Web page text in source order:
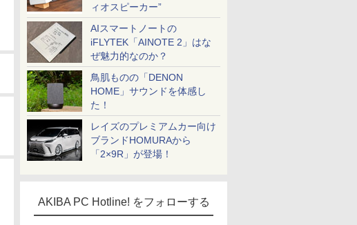
ィオスピーカー”
AIスマートノートの
iFLYTEK「AINOTE 2」はな
ぜ魅力的なのか？
鳥肌ものの「DENON
HOME」サウンドを体感し
た！
レイズのプレミアムカー向け
ブランドHOMURAから
「2×9R」が登場！
AKIBA PC Hotline! をフォローする